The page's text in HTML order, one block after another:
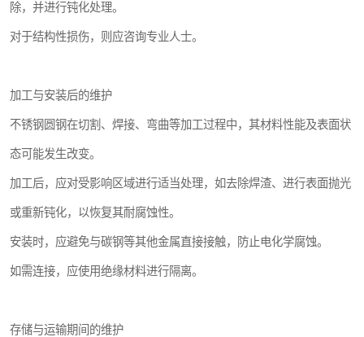
除，并进行钝化处理。
对于结构性损伤，则应咨询专业人士。
加工与安装后的维护
不锈钢圆钢在切割、焊接、弯曲等加工过程中，其材料性能及表面状
态可能发生改变。
加工后，应对受影响区域进行适当处理，如去除焊渣、进行表面抛光
或重新钝化，以恢复其耐腐蚀性。
安装时，应避免与碳钢等其他金属直接接触，防止电化学腐蚀。
如需连接，应使用绝缘材料进行隔离。
存储与运输期间的维护